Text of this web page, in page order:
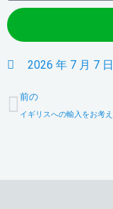
2026 年 7 月 7 日
前へ
前の